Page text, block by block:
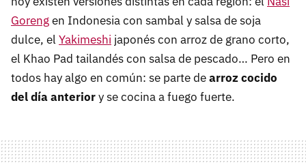
Gorengen Indonesia con sambal y salsa de soja
dulce, el Yakimeshi japonés con arroz de grano corto,
el Khao Pad tailandés con salsa de pescado… Pero en
todos hay algo en común: se parte dearroz cocido
del día anteriory se cocina a fuego fuerte.